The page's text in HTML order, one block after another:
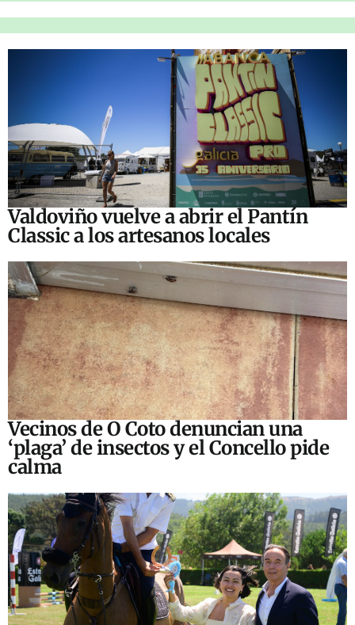
Valdoviño vuelve a abrir el Pantín
Classic a los artesanos locales
Vecinos de O Coto denuncian una
‘plaga’ de insectos y el Concello pide
calma